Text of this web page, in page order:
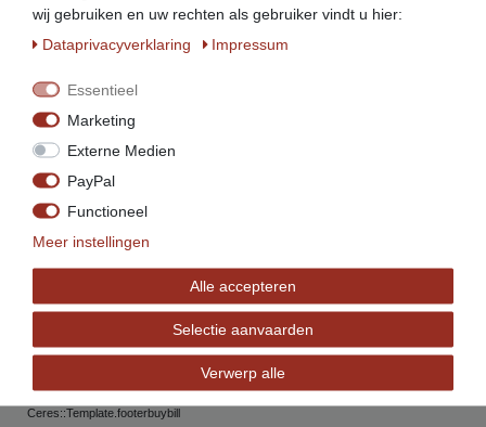
Ceres::Template.footerdelivery
Service
info@beeketal.de
+49 (0)152 34770138
+49 (0) 5956 98926-29
(Mo. bis Fr. von 7 bis 17 Uhr)
Ceres::Template.footerService
Ceres::Template.footerbuybill
wij gebruiken en uw rechten als gebruiker vindt u hier:
Data­privacy­verklaring
Impressum
Essentieel
Marketing
Externe Medien
PayPal
Functioneel
Meer instellingen
Alle accepteren
Selectie aanvaarden
Verwerp alle